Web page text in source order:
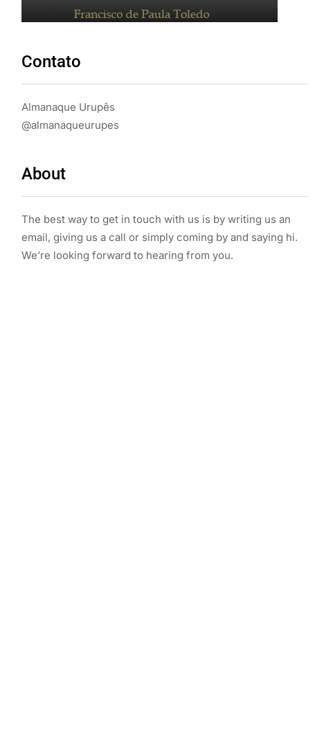
Contato
Almanaque Urupês
@almanaqueurupes
About
The best way to get in touch with us is by writing us an
email, giving us a call or simply coming by and saying hi.
We’re looking forward to hearing from you.